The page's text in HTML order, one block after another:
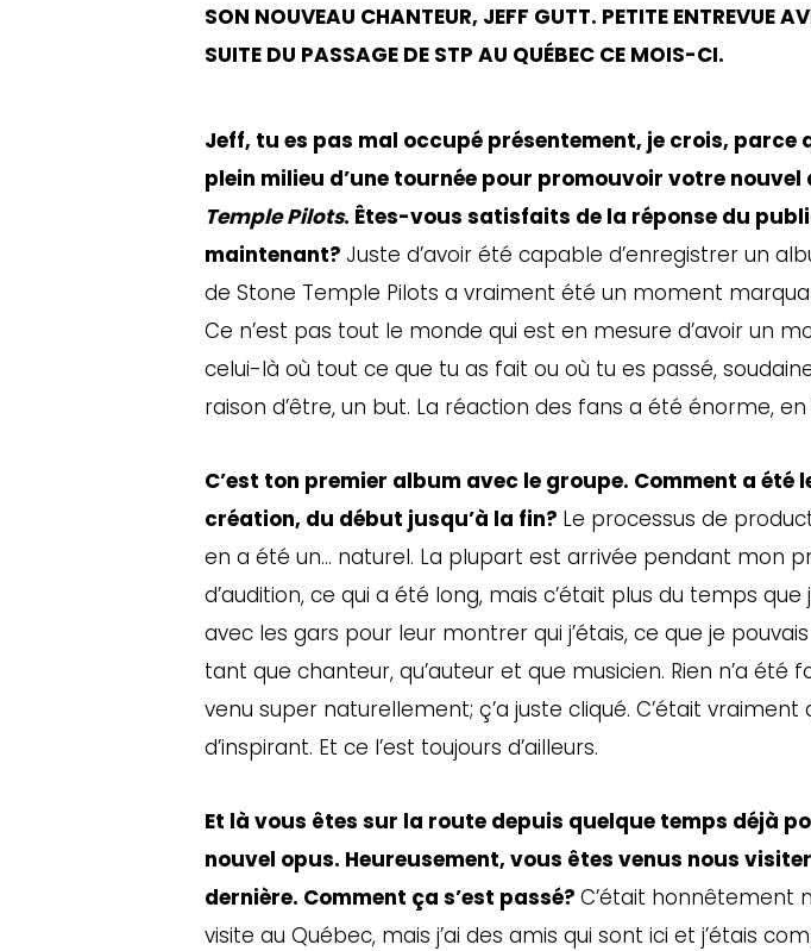
SON NOUVEAU CHANTEUR, JEFF GUTT. PETITE ENTREVUE
SUITE DU PASSAGE DE STP AU QUÉBEC CE MOIS-CI.
Jeff, tu es pas mal occupé présentement, je crois, parce
plein milieu d’une tournée pour promouvoir votre nouvel
Temple Pilots. Êtes-vous satisfaits de la réponse du
maintenant? Juste d’avoir été capable d’enregistrer un
de Stone Temple Pilots a vraiment été un moment
Ce n’est pas tout le monde qui est en mesure d’avoir un
celui-là où tout ce que tu as fait ou où tu es passé,
raison d’être, un but. La réaction des fans a été énorme,
C’est ton premier album avec le groupe. Comment a été
création, du début jusqu’à la fin? Le processus de
en a été un… naturel. La plupart est arrivée pendant mon
d’audition, ce qui a été long, mais c’était plus du temps
avec les gars pour leur montrer qui j’étais, ce que je
tant que chanteur, qu’auteur et que musicien. Rien n’a été
venu super naturellement; ç’a juste cliqué. C’était vraiment
d’inspirant. Et ce l’est toujours d’ailleurs.
Et là vous êtes sur la route depuis quelque temps déjà
nouvel opus. Heureusement, vous êtes venus nous
dernière. Comment ça s’est passé? C’était honnêtement
visite au Québec, mais j’ai des amis qui sont ici et j’étais